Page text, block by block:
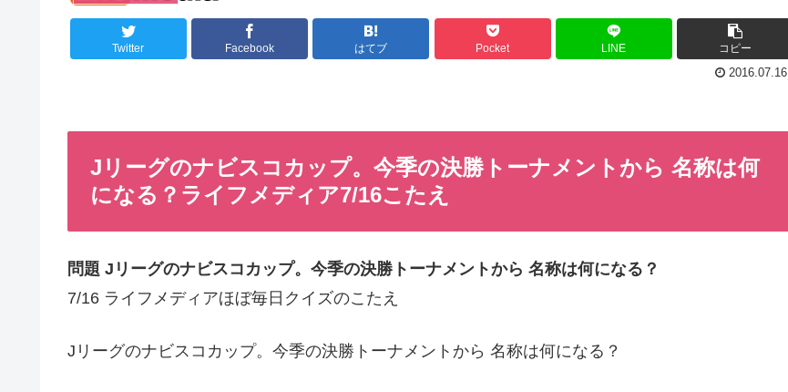
Twitter Facebook はてブ Pocket LINE
コピー
2016.07.16
Jリーグのナビスコカップ。今季の決勝トーナメントから 名称は何
になる？ライフメディア7/16こたえ
問題 Jリーグのナビスコカップ。今季の決勝トーナメントから 名称は何になる？
7/16 ライフメディアほぼ毎日クイズのこたえ
Jリーグのナビスコカップ。今季の決勝トーナメントから 名称は何になる？